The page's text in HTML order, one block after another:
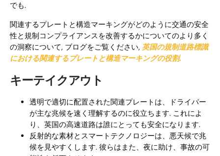
でも.
関連するプレートと構造マーキングがどのように交通の安全
性と規制コンプライアンスを改善するかについてのより多く
の洞察について, ブログをご覧ください, 英国の規制道路標識
における関連するプレートと構造マーキングの役割.
キーテイクアウト
透明で適切に配置された関連プレートは、ドライバー
が主な兆候を速く理解するのに役立ちます. これによ
り、英国の高速道路は誰にとっても安全になります.
反射的な素材とスマートテクノロジーは、悪天候で兆
候を見やすくします. 彼らはまた、夜に助け、事故の可